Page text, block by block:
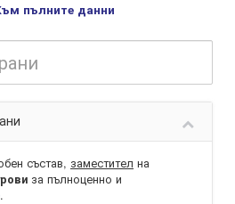
пълните данни
състав, заместител на
за пълноценно и
.